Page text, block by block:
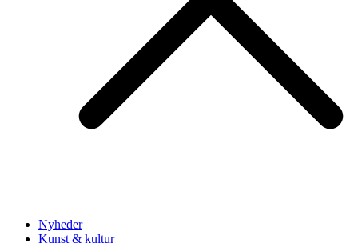
Nyheder
Kunst & kultur